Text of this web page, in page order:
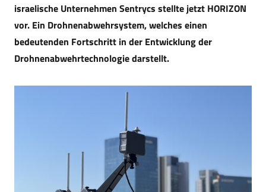
israelische Unternehmen Sentrycs stellte jetzt HORIZON
vor. Ein Drohnenabwehrsystem, welches einen
bedeutenden Fortschritt in der Entwicklung der
Drohnenabwehrtechnologie darstellt.